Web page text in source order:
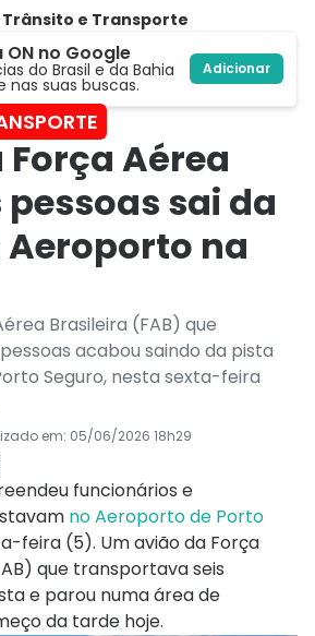
Trânsito e Transporte
no Google
do Brasil e da Bahia
suas buscas.
Adicionar
Aérea
sai da
na
Brasileira (FAB) que
acabou saindo da pista
Seguro, nesta sexta-feira
em: 05/06/2026 18h29
funcionários e
no Aeroporto de Porto
feira (5). Um avião da Força
que transportava seis
e parou numa área de
da tarde hoje.